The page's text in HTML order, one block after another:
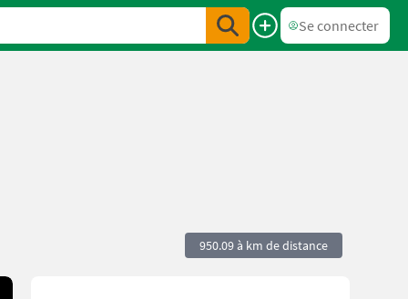
Se connecter
950.09 à km de distance